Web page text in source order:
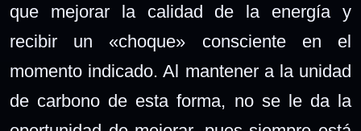
que mejorar la calidad de la energía y
recibir un «choque» consciente en el
momento indicado. Al mantener a la unidad
de carbono de esta forma, no se le da la